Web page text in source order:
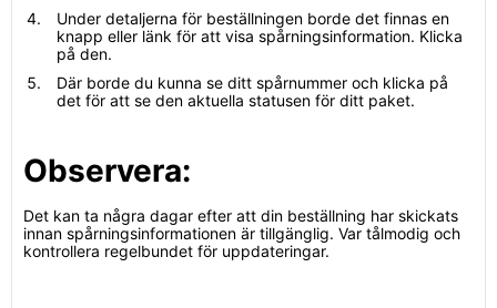
Under detaljerna för beställningen borde det finnas en
knapp eller länk för att visa spårningsinformation. Klicka
på den.
Där borde du kunna se ditt spårnummer och klicka på
det för att se den aktuella statusen för ditt paket.
Observera:
Det kan ta några dagar efter att din beställning har skickats
innan spårningsinformationen är tillgänglig. Var tålmodig och
kontrollera regelbundet för uppdateringar.